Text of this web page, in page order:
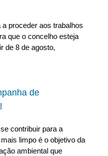
proceder aos trabalhos
que o concelho esteja
de 8 de agosto,
de
contribuir para a
limpo é o objetivo da
ambiental que